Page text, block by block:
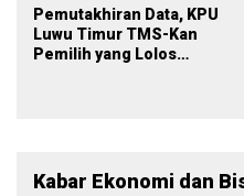
Pemutakhiran Data, KPU
Luwu Timur TMS-Kan
Pemilih yang Lolos
Kabar Ekonomi dan